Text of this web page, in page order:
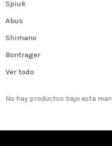
Spiuk
Abus
Shimano
Bontrager
Ver todo
No hay productos bajo esta